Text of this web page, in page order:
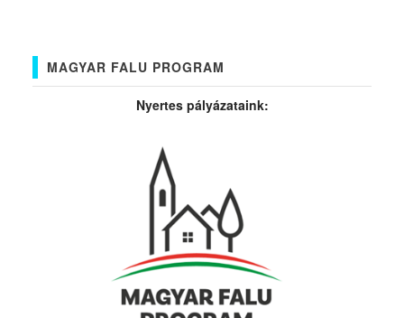
MAGYAR FALU PROGRAM
Nyertes pályázataink: